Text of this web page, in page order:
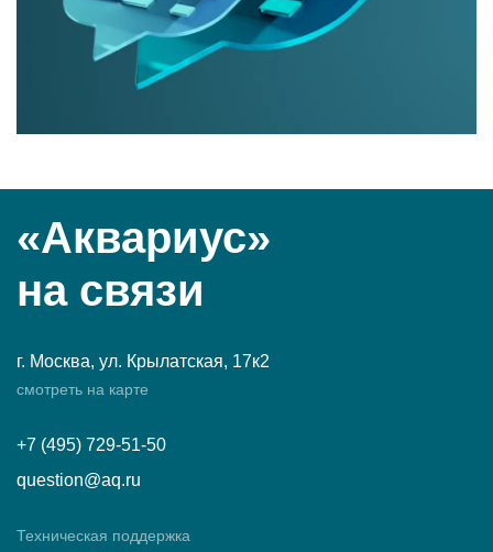
«Аквариус»
на связи
г. Москва, ул. Крылатская, 17к2
смотреть на карте
+7 (495) 729-51-50
question@aq.ru
Техническая поддержка